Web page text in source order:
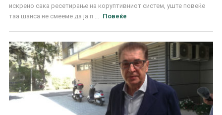
искрено сака ресетирање на коруптивниот систем, уште повеќе
таа шанса не смееме да ја п ...
Повеќе